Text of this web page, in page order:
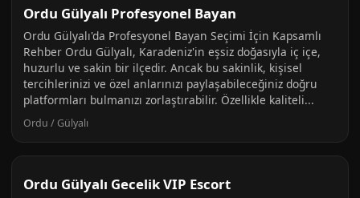
Ordu Gülyalı Profesyonel Bayan
Ordu Gülyalı'da Profesyonel Bayan Seçimi İçin Kapsamlı
Rehber Ordu Gülyalı, Karadeniz'in eşsiz doğasıyla iç içe,
huzurlu ve sakin bir ilçedir. Ancak bu sakinlik, kişisel
tercihlerinizi ve özel anlarınızı paylaşabileceğiniz doğru
platformları bulmanızı zorlaştırabilir. Özellikle kaliteli...
Ordu / Gülyalı
Ordu Gülyalı Gecelik VIP Escort